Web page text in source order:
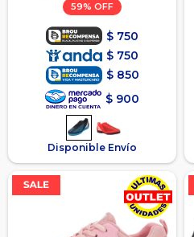
59
$ 750
$ 750
$ 850
$ 900
Disponible Envío